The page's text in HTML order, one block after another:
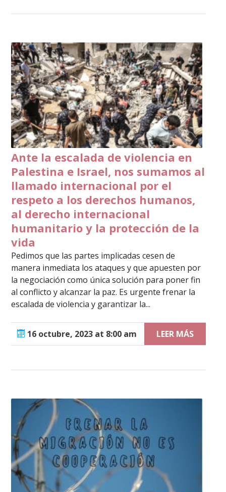
Ante la escalada de violencia en
Palestina e Israel, nos sumamos al
llamado internacional por el
respeto a los derechos humanos,
al derecho internacional
humanitario y la protección de la
vida
Pedimos que las partes implicadas cesen de
manera inmediata los ataques y que apuesten por
la negociación como única solución para poner fin
al conflicto y alcanzar la paz. Es urgente frenar la
escalada de violencia y garantizar la...
16 octubre, 2023 at 8:00 am LEER MÁS